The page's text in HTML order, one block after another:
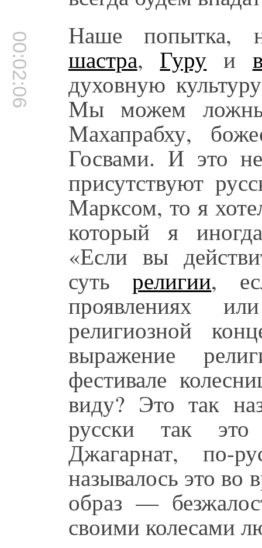
00:02:06 Наше попытка,
шастра, Гуру и
духовную
Мы можем
Махапрабху,
Госвами. И это
присутствуют
Марксом, то я
который я
«Если вы
сутьрелигии,
проявлениях
религиозной
выражение
фестивале
виду? Это так
русски так
Джагарнат, по-
называлось это во
образ —
своими колесами